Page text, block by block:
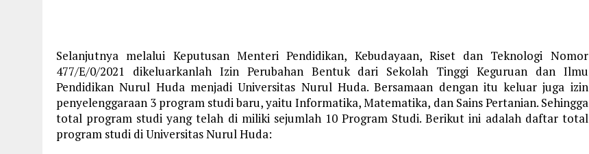
Selanjutnya melalui Keputusan Menteri Pendidikan, Kebudayaan, Riset dan Teknologi Nomor
477/E/0/2021 dikeluarkanlah Izin Perubahan Bentuk dari Sekolah Tinggi Keguruan dan Ilmu
Pendidikan Nurul Huda menjadi Universitas Nurul Huda. Bersamaan dengan itu keluar juga izin
penyelenggaraan 3 program studi baru, yaitu Informatika, Matematika, dan Sains Pertanian. Sehingga
total program studi yang telah di miliki sejumlah 10 Program Studi. Berikut ini adalah daftar total
program studi di Universitas Nurul Huda: